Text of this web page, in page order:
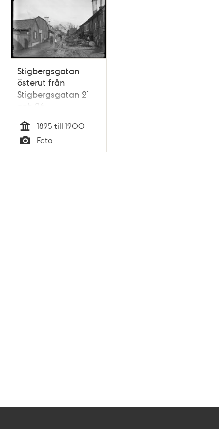
Stigbergsgatan
österut från
Stigbergsgatan 21
och 26.
Tid
1895 till 1900
Typ
Foto